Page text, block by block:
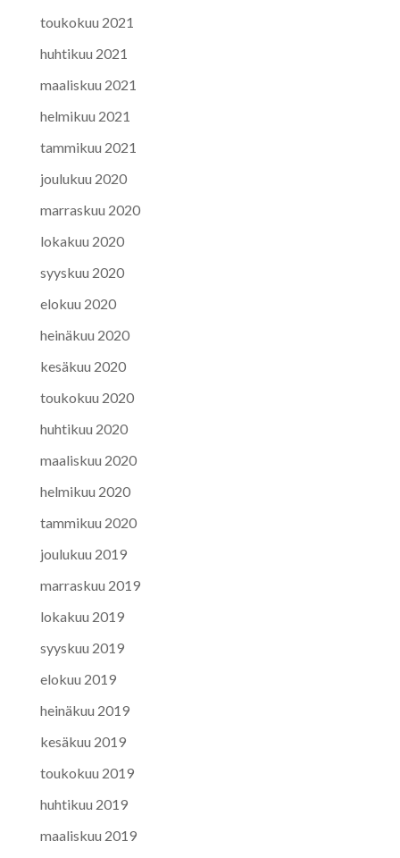
toukokuu 2021
huhtikuu 2021
maaliskuu 2021
helmikuu 2021
tammikuu 2021
joulukuu 2020
marraskuu 2020
lokakuu 2020
syyskuu 2020
elokuu 2020
heinäkuu 2020
kesäkuu 2020
toukokuu 2020
huhtikuu 2020
maaliskuu 2020
helmikuu 2020
tammikuu 2020
joulukuu 2019
marraskuu 2019
lokakuu 2019
syyskuu 2019
elokuu 2019
heinäkuu 2019
kesäkuu 2019
toukokuu 2019
huhtikuu 2019
maaliskuu 2019